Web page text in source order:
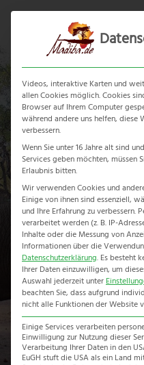
Skip
Home-
Videos, interaktive Karten und
allen Cookies möglich. Cookies
Browser auf Ihrem Computer
während andere uns helfen, diese
verbessern.
Wenn Sie unter 16 Jahre alt sind
Services geben möchten, müssen
Erlaubnis bitten.
Wir verwenden Cookies und
Einige von ihnen sind essenziell,
und Ihre Erfahrung zu verbessern.
verarbeitet werden (z. B. IP-
Inhalte oder die Messung von
Informationen über die
Datenschutzerklärung. Es besteht
Ihrer Daten einzuwilligen, um
Auswahl jederzeit unter
beachten Sie, dass aufgrund
nicht alle Funktionen der Website
Einige Services verarbeiten
Einwilligung zur Nutzung dieser
Verarbeitung Ihrer Daten in den
EuGH stuft die USA als ein Land